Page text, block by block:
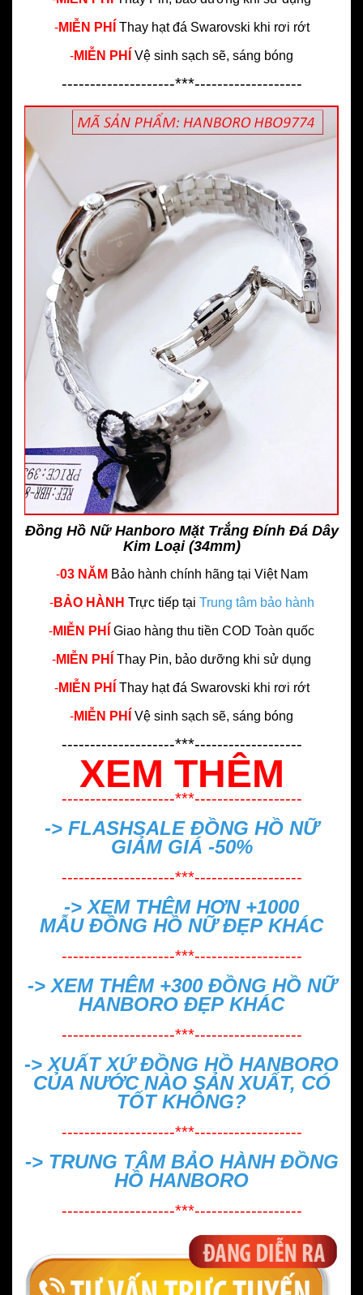
-MIỄN PHÍ Thay hạt đá Swarovski khi rơi rớt
-MIỄN PHÍ Vệ sinh sạch sẽ, sáng bóng
--------------------***-------------------
Đồng Hồ Nữ Hanboro Mặt Trắng Đính Đá Dây
Kim Loại (34mm)
-03 NĂM Bảo hành chính hãng tại Việt Nam
-BẢO HÀNH Trực tiếp tại Trung tâm bảo hành
-MIỄN PHÍ Giao hàng thu tiền COD Toàn quốc
-MIỄN PHÍ Thay Pin, bảo dưỡng khi sử dụng
-MIỄN PHÍ Thay hạt đá Swarovski khi rơi rớt
-MIỄN PHÍ Vệ sinh sạch sẽ, sáng bóng
--------------------***-------------------
XEM THÊM
--------------------***-------------------
-> FLASHSALE ĐỒNG HỒ NỮ
GIẢM GIÁ -50%
--------------------***-------------------
-> XEM THÊM HƠN +1000
MẪU ĐỒNG HỒ NỮ ĐẸP KHÁC
--------------------***-------------------
-> XEM THÊM +300 ĐỒNG HỒ NỮ
HANBORO ĐẸP KHÁC
--------------------***-------------------
->XUẤT XỨ ĐỒNG HỒ HANBORO
CỦA NƯỚC NÀO SẢN XUẤT, CÓ
TỐT KHÔNG?
--------------------***-------------------
-> TRUNG TÂM BẢO HÀNH ĐỒNG
HỒ HANBORO
--------------------***-------------------